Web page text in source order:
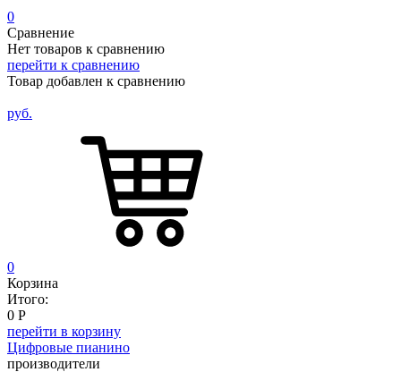
0
Сравнение
Нет товаров к сравнению
перейти к сравнению
Товар добавлен к сравнению
руб.
0
Корзина
Итого:
0 Р
перейти в корзину
Цифровые пианино
производители